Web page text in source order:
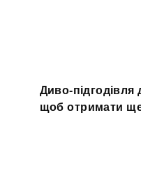
Диво-підгодівля
щоб отримати